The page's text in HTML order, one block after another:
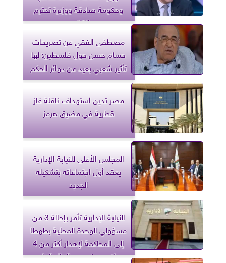
وحكومة صادقة ووزيرة تحترم
القانون
مصطفى الفقي عن تصريحات
حسام حسن حول فلسطين: لها
تأثير شعبي بعيد عن دوائر الحكم
مصر تدين استهداف ناقلة غاز
قطرية في مضيق هرمز
المجلس الأعلى للنيابة الإدارية
يعقد أول اجتماعاته بتشكيله
الجديد
النيابة الإدارية تأمر بإحالة 3 من
مسؤولي الوحدة المحلية بطهطا
إلى المحاكمة لإهدار أكثر من 4
ملايين جنيه من المال العام